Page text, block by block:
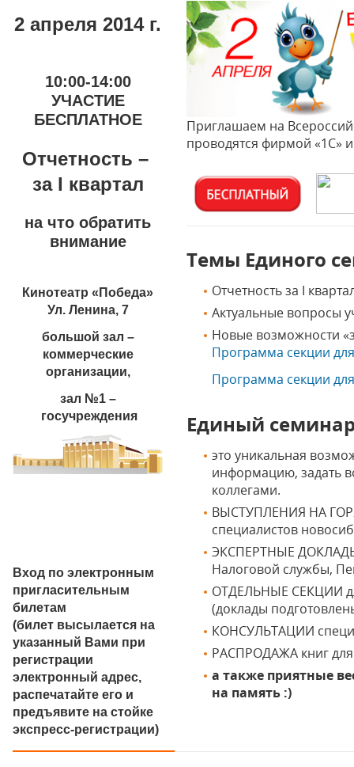
2 апреля 2014 г.
10:00-14:00
УЧАСТИЕ
БЕСПЛАТНОЕ
Отчетность –
за I квартал
на что обратить
внимание
Кинотеатр «Победа»
Ул. Ленина, 7
большой зал –
коммерческие
организации,
зал №1 –
госучреждения
Вход по электронным
пригласительным
билетам
(билет высылается на
указанный Вами при
регистрации
электронный адрес,
распечатайте его и
предъявите на стойке
экспресс-регистрации)
Приглашаем на
проводятся фирмой «1С»
Темы Единого
Отчетность за I
Актуальные вопросы
Новые возможности
Программа секции
Программа секции
Единый
это уникальная
информацию, задать
коллегами.
ВЫСТУПЛЕНИЯ НА
специалистов
ЭКСПЕРТНЫЕ ДОКЛАДЫ
Налоговой службы,
ОТДЕЛЬНЫЕ СЕКЦИИ
(доклады
КОНСУЛЬТАЦИИ
РАСПРОДАЖА книг для
а также приятные
на память :)